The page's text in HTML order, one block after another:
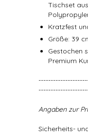
Tischset
Kratzfest
Größe: 39
Gestochen
Premium
Angaben zur
Sicherheits-